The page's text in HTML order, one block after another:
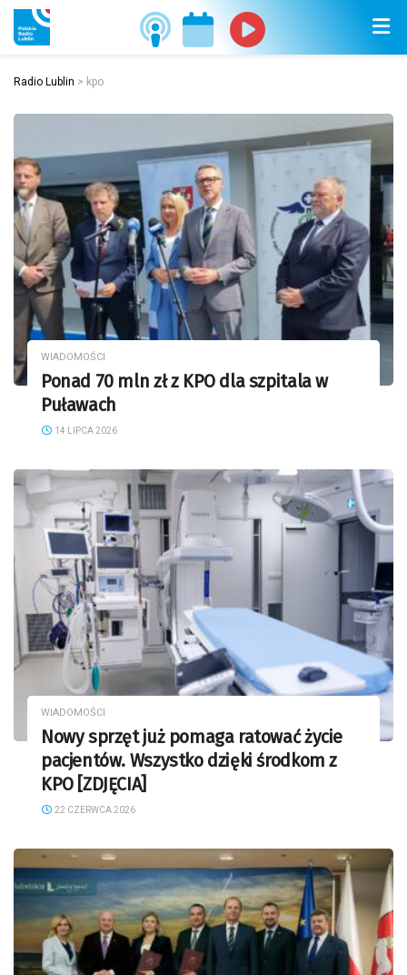
Radio Lublin > kpo
WIADOMOŚCI
Ponad 70 mln zł z KPO dla szpitala w
Puławach
14 LIPCA 2026
WIADOMOŚCI
Nowy sprzęt już pomaga ratować życie
pacjentów. Wszystko dzięki środkom z
KPO [ZDJĘCIA]
22 CZERWCA 2026